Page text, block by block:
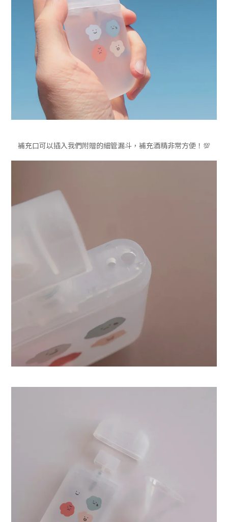
補充口可以插入我們附贈的細管漏斗，補充酒精非常方便！💯